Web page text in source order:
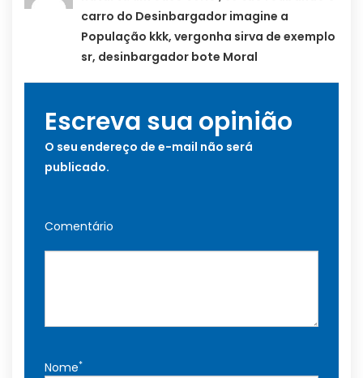
carro do Desinbargador imagine a
População kkk, vergonha sirva de exemplo
sr, desinbargador bote Moral
Escreva sua opinião
O seu endereço de e-mail não será
publicado.
Comentário
Nome*